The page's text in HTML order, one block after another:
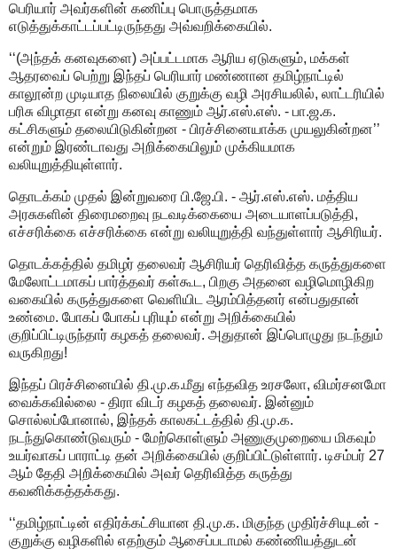
பெரியார் அவர்களின் கணிப்பு பொருத்தமாக
எடுத்துக்காட்டப்பட்டிருந்தது அவ்வறிக்கையில்.
‘‘(அந்தக் கனவுகளை) அப்பட்டமாக ஆரிய ஏடுகளும், மக்கள்
ஆதரவைப் பெற்று இந்தப் பெரியார் மண்ணான தமிழ்நாட்டில்
காலூன்ற முடியாத நிலையில் குறுக்கு வழி அரசியலில், லாட்டரியில்
பரிசு விழாதா என்று கனவு காணும் ஆர்.எஸ்.எஸ். - பா.ஜ.க.
கட்சிகளும் தலையிடுகின்றன - பிரச்சினையாக்க முயலுகின்றன’’
என்றும் இரண்டாவது அறிக்கையிலும் முக்கியமாக
வலியுறுத்தியுள்ளார்.
தொடக்கம் முதல் இன்றுவரை பி.ஜே.பி. - ஆர்.எஸ்.எஸ். மத்திய
அரசுகளின் திரைமறைவு நடவடிக்கையை அடையாளப்படுத்தி,
எச்சரிக்கை எச்சரிக்கை என்று வலியுறுத்தி வந்துள்ளார் ஆசிரியர்.
தொடக்கத்தில் தமிழர் தலைவர் ஆசிரியர் தெரிவித்த கருத்துகளை
மேலோட்டமாகப் பார்த்தவர் கள்கூட, பிறகு அதனை வழிமொழிகிற
வகையில் கருத்துகளை வெளியிட ஆரம்பித்தனர் என்பதுதான்
உண்மை. போகப் போகப் புரியும் என்று அறிக்கையில்
குறிப்பிட்டிருந்தார் கழகத் தலைவர். அதுதான் இப்பொழுது நடந்தும்
வருகிறது!
இந்தப் பிரச்சினையில் தி.மு.க.மீது எந்தவித உரசலோ, விமர்சனமோ
வைக்கவில்லை - திரா விடர் கழகத் தலைவர். இன்னும்
சொல்லப்போனால், இந்தக் காலகட்டத்தில் தி.மு.க.
நடந்துகொண்டுவரும் - மேற்கொள்ளும் அணுகுமுறையை மிகவும்
உயர்வாகப் பாராட்டி தன் அறிக்கையில் குறிப்பிட்டுள்ளார். டிசம்பர் 27
ஆம் தேதி அறிக்கையில் அவர் தெரிவித்த கருத்து
கவனிக்கத்தக்கது.
‘‘தமிழ்நாட்டின் எதிர்க்கட்சியான தி.மு.க. மிகுந்த முதிர்ச்சியுடன் -
குறுக்கு வழிகளில் எதற்கும் ஆசைப்படாமல் கண்ணியத்துடன்